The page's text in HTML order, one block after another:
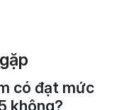
có đạt mức
không?